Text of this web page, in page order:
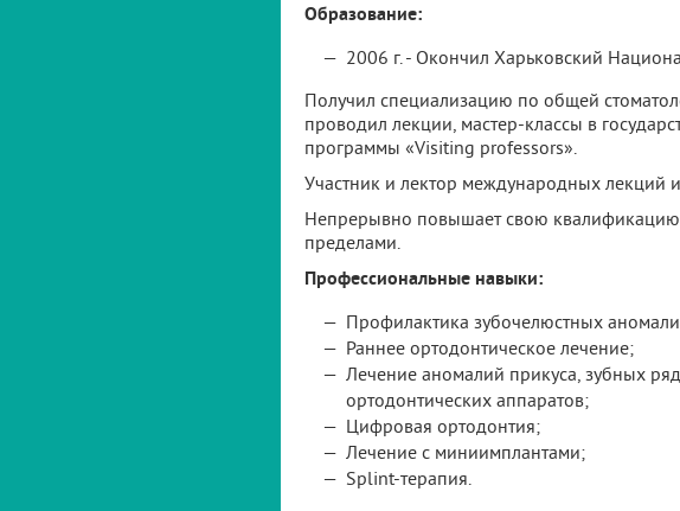
Образование:
2006 г. - Окончил Харьковский
Получил специализацию по общей
проводил лекции, мастер-классы в
программы «Visiting professors».
Участник и лектор международных лекций
Непрерывно повышает свою квалификацию
пределами.
Профессиональные навыки:
Профилактика зубочелюстных
Раннее ортодонтическое лечение;
Лечение аномалий прикуса, зубных
ортодонтических аппаратов;
Цифровая ортодонтия;
Лечение с миниимплантами;
Splint-терапия.